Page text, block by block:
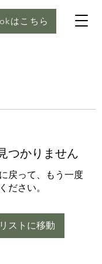
はこちら
つかりません
戻って、もう一度
ださい。
ストに移動